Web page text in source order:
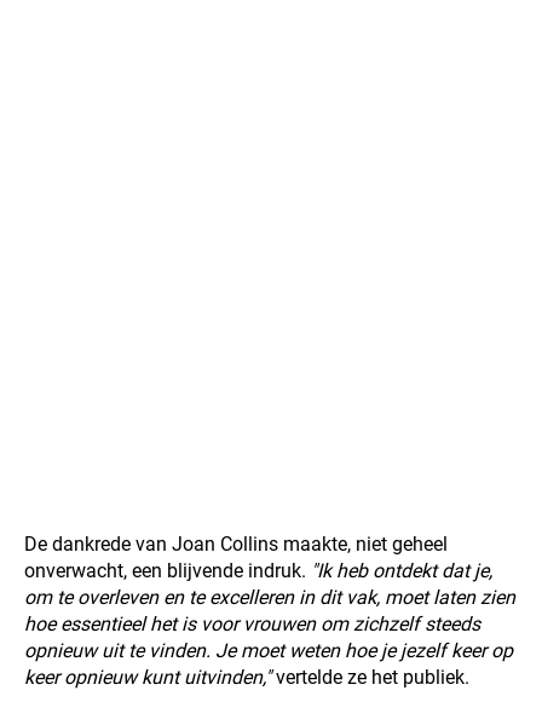
De dankrede van Joan Collins maakte, niet geheel
onverwacht, een blijvende indruk. "Ik heb ontdekt dat je,
om te overleven en te excelleren in dit vak, moet laten zien
hoe essentieel het is voor vrouwen om zichzelf steeds
opnieuw uit te vinden. Je moet weten hoe je jezelf keer op
keer opnieuw kunt uitvinden,"vertelde ze het publiek.